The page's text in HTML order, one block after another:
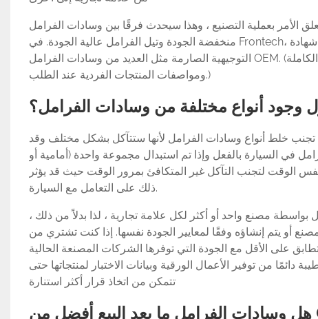
الأمر بعملية التصنيع ، وهذا سيحدث فرقًا بين وسادات الفرامل
منخفضة الجودة وتيل الفرامل عالية الجودة. في Frontech، نحن حاصلون على شهادة TUV للجودة ومنتجاتنا تتبع نفس عملية الإنتاج والمبادئ
التوجيهية الصارمة مثل العديد من وسادات الفرامل OEM. (نظرًا لأن منتجاتنا مناسبة لمجموعة من المركبات ، يمكن تقديم التفاصيل الكاملة
ومواصفات المنتجات الفردية عند الطلب.)
وجود أنواع مختلفة من وسادات الفرامل؟
تجنب خلط أنواع وسادات الفرامل لأنها ستتآكل بشكل مختلف وقد
في السيارة بالفعل وإذا تم استبدال مجموعة واحدة (أمامية أو
الوقت لتجنب التآكل غير المتكافئ بمرور الوقت حيث قد يؤثر
ذلك على التعامل مع السيارة.
بواسطة مصنع واحد أو أكثر لكل علامة تجارية ، لذا بدلاً من ذلك ،
أو يتم إنشاؤه وفقًا لمعايير الجودة نفسها. إذا كنت تشتري من
على الأقل مع الجودة التي توفرها الشركات المصنعة الحالية
من توفير الأعمال الورقية وبيانات الاختبار لمنتجاتها حتى
تتمكن من اتخاذ قرار أكثر استنارة